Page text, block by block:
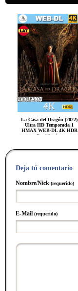
La Casa del Dragón (2022)
Ultra HD Temporada 1
HMAX WEB-DL 4K HDR
Dual-Latino
Deja tú comentario
Nombre/Nick (requerido)
E-Mail (requerido)